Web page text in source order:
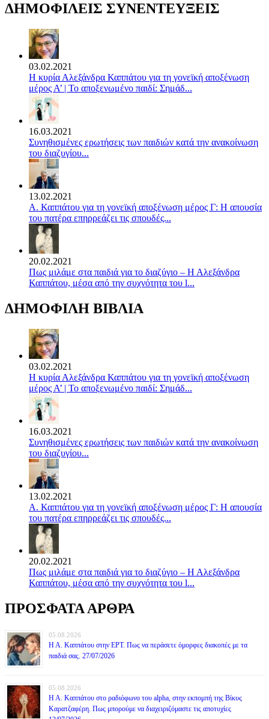
ΔΗΜΟΦΙΛΕΙΣ ΣΥΝΕΝΤΕΥΞΕΙΣ
03.02.2021
Η κυρία Αλεξάνδρα Καππάτου για τη γονεϊκή αποξένωση
μέρος Α’ | Το αποξενωμένο παιδί: Σημάδ...
16.03.2021
Συνηθισμένες ερωτήσεις των παιδιών κατά την ανακοίνωση
του διαζυγίου...
13.02.2021
Α. Καππάτου για τη γονεϊκή αποξένωση μέρος Γ: Η απουσία
του πατέρα επηρρεάζει τις σπουδές...
20.02.2021
Πως μιλάμε στα παιδιά για το διαζύγιο – Η Αλεξάνδρα
Καππάτου, μέσα από την συχνότητα του l...
ΔΗΜΟΦΙΛΗ ΒΙΒΛΙΑ
03.02.2021
Η κυρία Αλεξάνδρα Καππάτου για τη γονεϊκή αποξένωση
μέρος Α’ | Το αποξενωμένο παιδί: Σημάδ...
16.03.2021
Συνηθισμένες ερωτήσεις των παιδιών κατά την ανακοίνωση
του διαζυγίου...
13.02.2021
Α. Καππάτου για τη γονεϊκή αποξένωση μέρος Γ: Η απουσία
του πατέρα επηρρεάζει τις σπουδές...
20.02.2021
Πως μιλάμε στα παιδιά για το διαζύγιο – Η Αλεξάνδρα
Καππάτου, μέσα από την συχνότητα του l...
ΠΡΟΣΦΑΤΑ ΑΡΘΡΑ
05.08.2026
Η Α. Καππάτου στην ΕΡΤ. Πως να περάσετε όμορφες διακοπές με τα
παιδιά σας. 27/07/2026
05.08.2026
Η Α. Καππάτου στο ραδιόφωνο του alpha, στην εκπομπή της Βίκυς
Καρατζαφέρη. Πως μπορούμε να διαχειριζόμαστε τις αποτυχίες